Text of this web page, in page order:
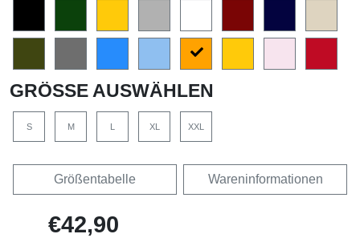
GRÖSSE AUSWÄHLEN
S M L XL XXL
Größentabelle Wareninformationen
€42,90